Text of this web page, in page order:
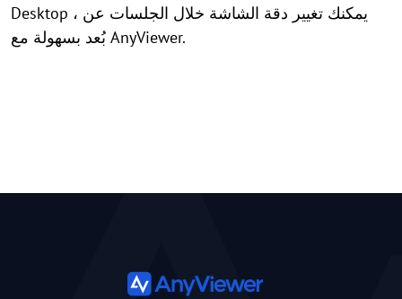
Desktop ، يمكنك تغيير دقة الشاشة خلال الجلسات عن
بُعد بسهولة مع AnyViewer.